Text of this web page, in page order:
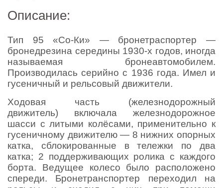
Описание:
Тип 95 «Со-Ки» — бронетраспортер —
бронедрезина середины 1930-х годов, иногда
называемая бронеавтомобилем.
Производилась серийно с 1936 года. Имел и
гусеничный и рельсовый движители.
Ходовая часть (железнодорожный
движитель) включала железнодорожное
шасси с литыми колёсами, применительно к
гусеничному движителю — 8 нижних опорных
катка, сблокированные в тележки по два
катка; 2 поддерживающих ролика с каждого
борта. Ведущее колесо было расположено
спереди. Бронетранспортер переходил на